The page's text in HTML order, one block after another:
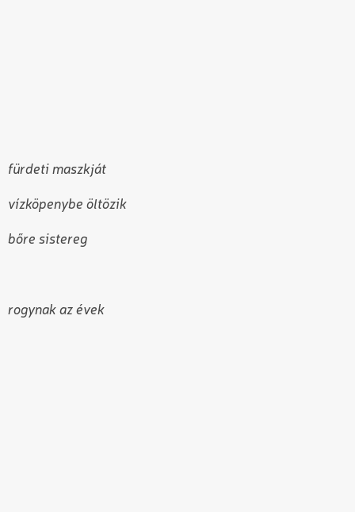
fürdeti maszkját
vízköpenybe öltözik
bőre sistereg
rogynak az évek